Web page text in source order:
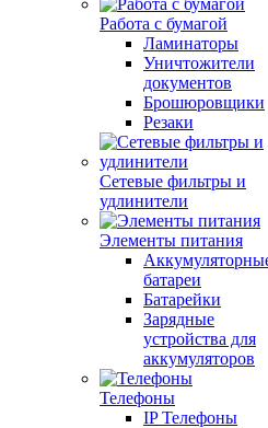
Работа с бумагой
Ламинаторы
Уничтожители
документов
Брошюровщики
Резаки
Сетевые фильтры и
удлинители
Элементы питания
батареи
Батарейки
Зарядные
устройства для
аккумуляторов
Телефоны
IP Телефоны